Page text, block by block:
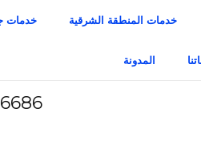
خدمات المنطقة الشرقية خدمات
المدونة